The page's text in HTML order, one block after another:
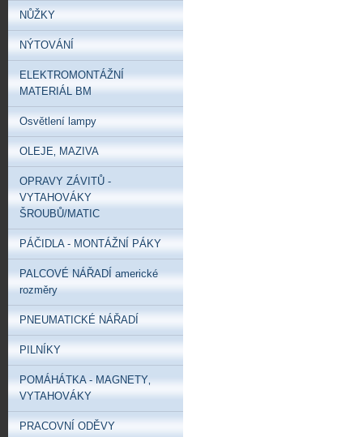
NŮŽKY
NÝTOVÁNÍ
ELEKTROMONTÁŽNÍ
MATERIÁL BM
Osvětlení lampy
OLEJE‚ MAZIVA
OPRAVY ZÁVITŮ -
VYTAHOVÁKY
ŠROUBŮ/MATIC
PÁČIDLA - MONTÁŽNÍ PÁKY
PALCOVÉ NÁŘADÍ americké
rozměry
PNEUMATICKÉ NÁŘADÍ
PILNÍKY
POMÁHÁTKA - MAGNETY‚
VYTAHOVÁKY
PRACOVNÍ ODĚVY